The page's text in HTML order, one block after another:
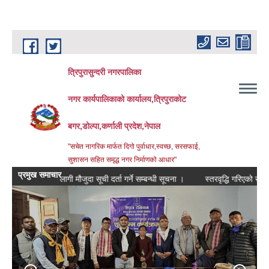
Skip to main content
त्रिपुरासुन्दरी नगरपालिका
नगर कार्यपालिकाको कार्यालय,त्रिपुराकोट
बगर,डोल्पा,कर्णाली प्रदेश,नेपाल
"सचेत नागरिक मार्फत दिगो पुर्वाधार,स्वच्छ, सरसफाई,
सुशासन सहित समृद्ध नगर निर्माणको आधार"
प्रमुख समाचार
का लागी मौजुदा सूची दर्ता गर्ने सम्बन्धी सूचना । स्तरवृद्धि गरिएको सम्बन्धमा ।